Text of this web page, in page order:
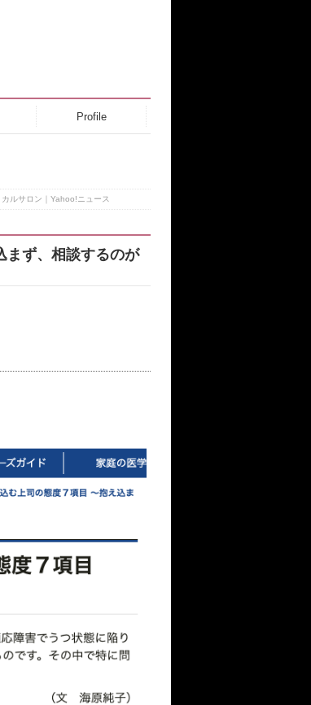
Profile
ルサロン｜Yahoo!ニュース
まず、相談するのが